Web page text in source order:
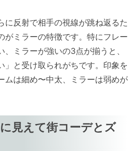
に反射で相手の視線が跳ね返るた
がミラーの特徴です。特にフレー
ミラーが強いの3点が揃うと、
」と受け取られがちです。印象を
ムは細め〜中太、ミラーは弱めが
見えて街コーデとズ